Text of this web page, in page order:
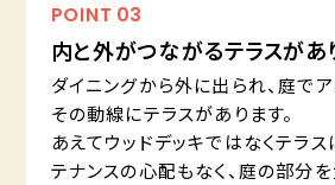
POINT 03
内と外がつながるテラスがあ
ダイニングから外に出られ、庭で
その動線にテラスがあります。
あえてウッドデッキではなくテラ
テナンスの心配もなく、庭の部分